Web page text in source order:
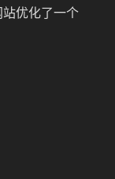
优化了一个